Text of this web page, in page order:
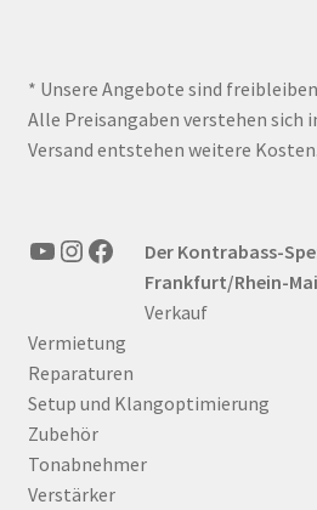
* Unsere Angebote sind
Alle Preisangaben verstehen sich
Versand entstehen weitere Kosten.
YouTube
Instagram
FacebookDer Kontrabass-
Frankfurt/Rhein-
Verkauf
Vermietung
Reparaturen
Setup und Klangoptimierung
Zubehör
Tonabnehmer
Verstärker